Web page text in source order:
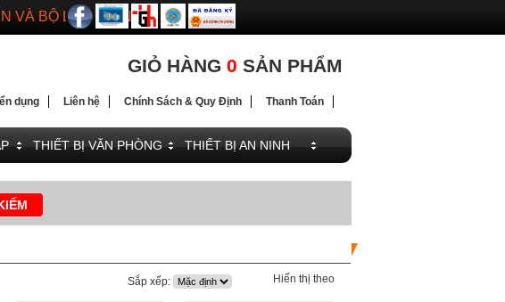
VÀ BỘ LƯU ĐIỆN
GIỎ HÀNG 0 SẢN PHẨM
dụng Liên hệ Chính Sách & Quy Định Thanh Toán
THIẾT BỊ VĂN PHÒNG THIẾT BỊ AN NINH
Sắp xếp: Hiển thị theo